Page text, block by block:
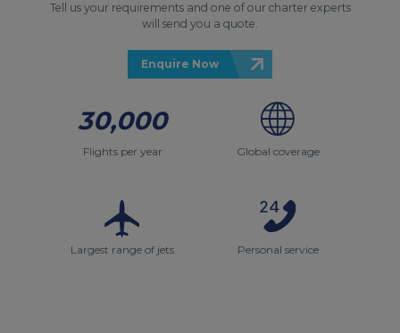
Tell us your requirements and one of our charter experts
will send you a quote.
Enquire Now
30,000
Flights per year Global coverage
Largest range of jets Personal service